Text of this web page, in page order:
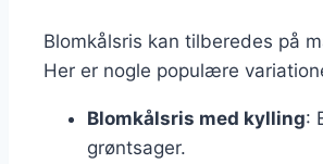
Blomkålsris kan tilberedes på
Her er nogle populære
Blomkålsris med kylling:
grøntsager.